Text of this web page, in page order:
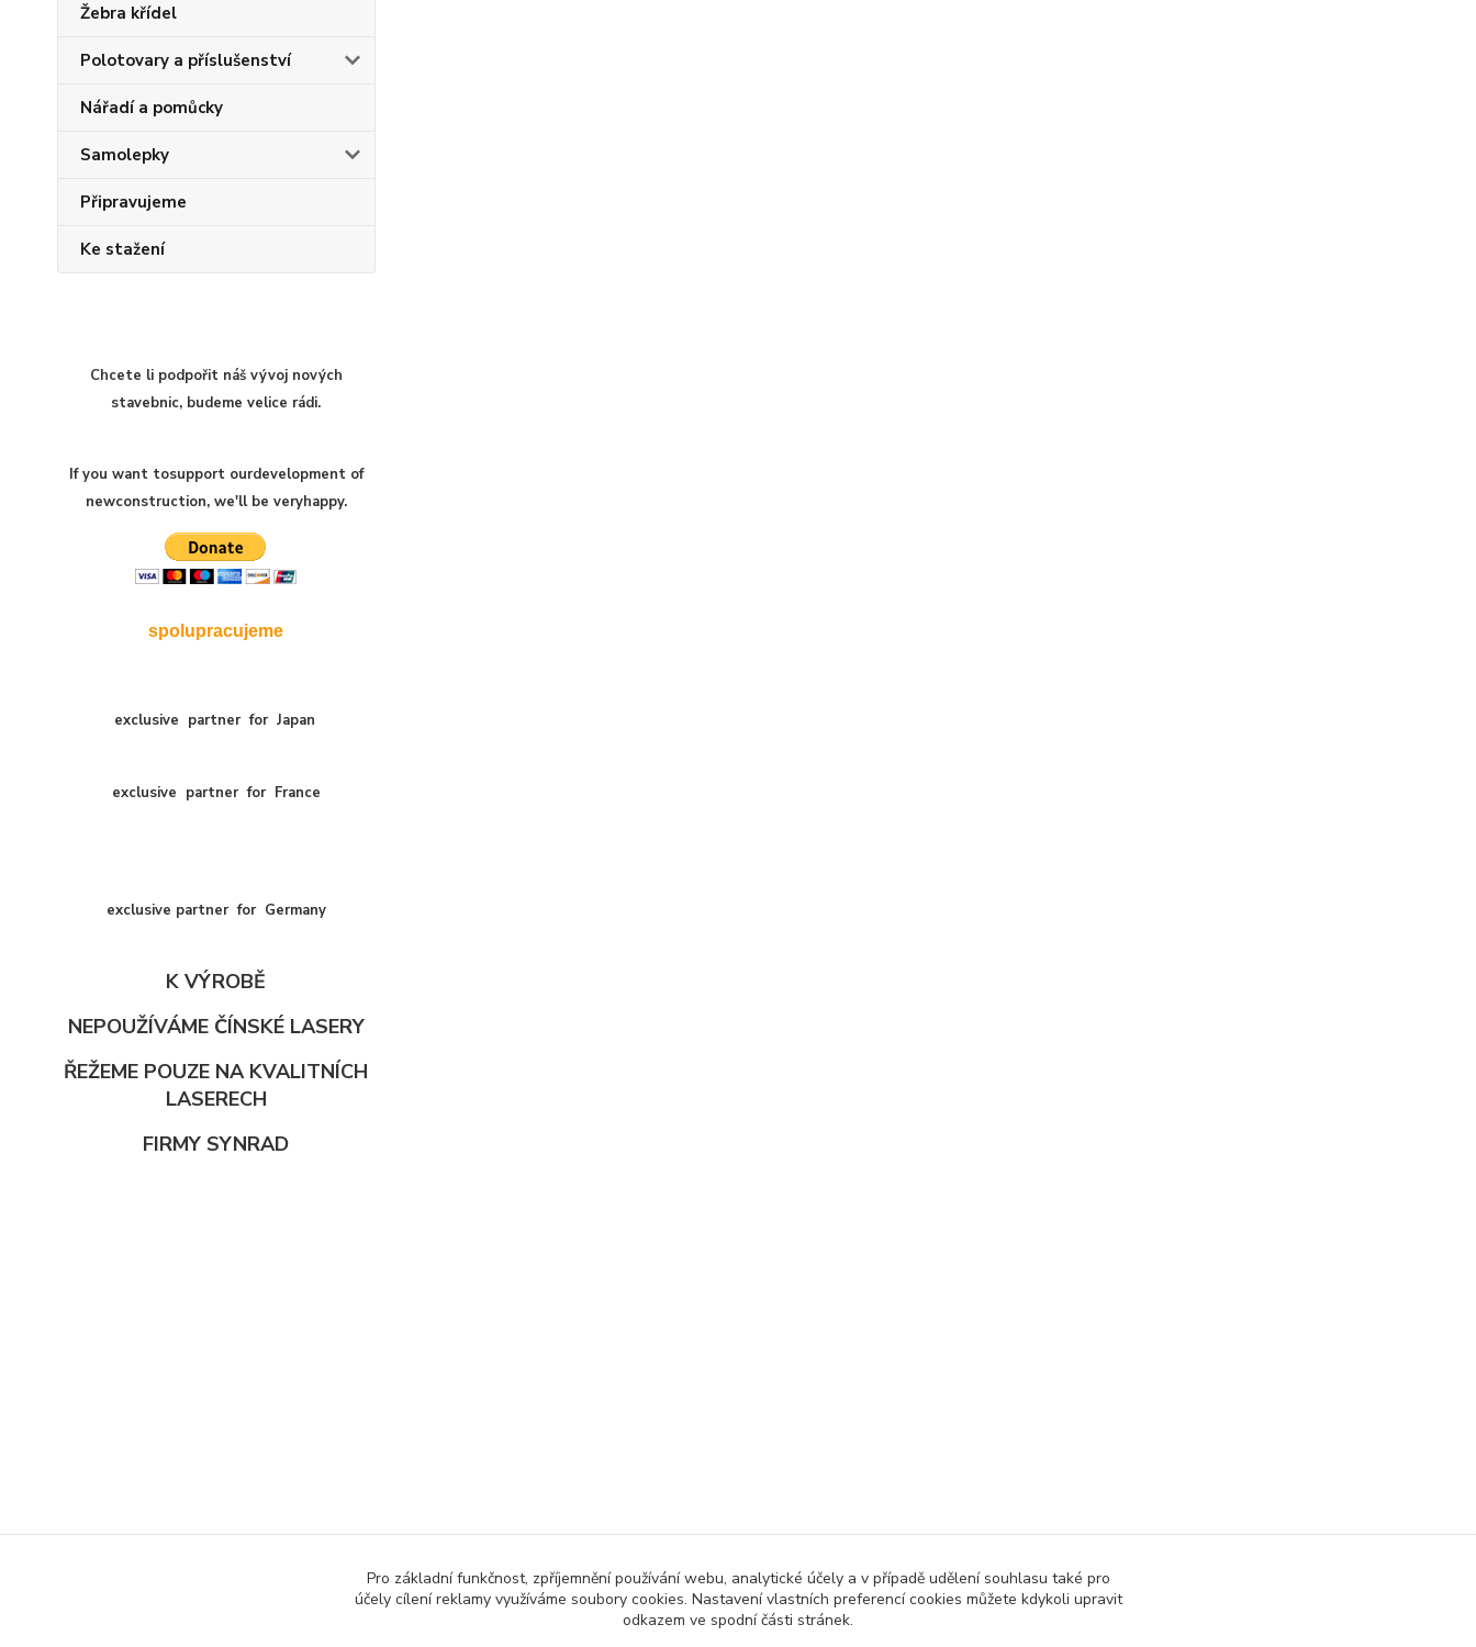
Žebra křídel
Polotovary a příslušenství
Nářadí a pomůcky
Samolepky
Připravujeme
Ke stažení
Chcete li podpořit náš vývoj nových
stavebnic, budeme velice rádi.
If you want tosupport ourdevelopment of
newconstruction, we'll be veryhappy.
spolupracujeme
exclusive partner for Japan
exclusive partner for France
exclusive partner for Germany
K VÝROBĚ
NEPOUŽÍVÁME ČÍNSKÉ LASERY
ŘEŽEME POUZE NA KVALITNÍCH
LASERECH
FIRMY SYNRAD
Pro základní funkčnost, zpříjemnění používání webu, analytické účely a v případě udělení souhlasu také pro
účely cílení reklamy využíváme soubory cookies. Nastavení vlastních preferencí cookies můžete kdykoli upravit
odkazem ve spodní části stránek.